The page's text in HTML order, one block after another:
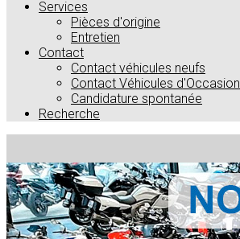
Services
Pièces d'origine
Entretien
Contact
Contact véhicules neufs
Contact Véhicules d'Occasion
Candidature spontanée
Recherche